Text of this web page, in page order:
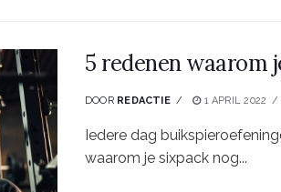
5 redenen waarom
DOOR REDACTIE 1 APRIL 2022
Iedere dag
waarom je sixpack nog...